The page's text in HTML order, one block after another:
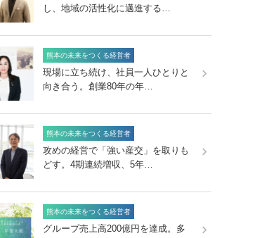
し、地域の活性化に邁進する…
熊本の未来をつくる経営者
現場に立ち続け、社員一人ひとりと
向き合う。創業80年の年…
熊本の未来をつくる経営者
攻めの経営で「強い産交」を取りも
どす。4期連続増収、5年…
熊本の未来をつくる経営者
グループ売上高200億円を達成。多